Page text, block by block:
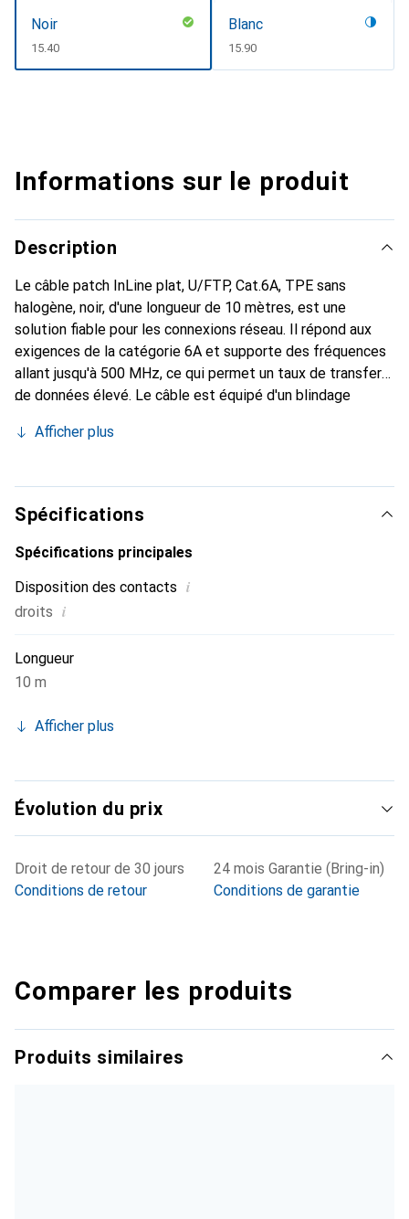
Noir
CHF
15.40
Blanc
CHF
15.90
Informations sur le produit
Description
Le câble patch InLine plat, U/FTP, Cat.6A, TPE sans
halogène, noir, d'une longueur de 10 mètres, est une
solution fiable pour les connexions réseau. Il répond aux
exigences de la catégorie 6A et supporte des fréquences
allant jusqu'à 500 MHz, ce qui permet un taux de transfert
de données élevé. Le câble est équipé d'un blindage
minimisant les interférences électromagnétiques.
des performances et une durabilité optimales. La
conception plate du câble permet une installation facile,
notamment dans les espaces restreints ou sous les tapis.
De plus, le câble est sans halogène, ce qui en fait un choix
extrémité sont standardisés et garantissent une
connexion facile aux équipements réseau.
Afficher plus
Spécifications
Spécifications principales
Disposition des contacts i
droits i
Longueur
10 m
Afficher plus
Évolution du prix
Droit de retour de 30 jours
Conditions de retour
24 mois Garantie (Bring-in)
Conditions de garantie
Comparer les produits
Produits similaires